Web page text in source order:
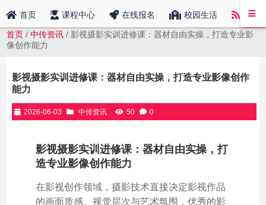
首页 课程中心 在线报名 校园生活 中传
首页 /中传资讯 / 影视摄影实训进修课：器材自由实操，打造专业影
像创作能力
影视摄影实训进修课：器材自由实操，打造专业影像创作
能力
2026-06-03 中传资讯 50 0
影视摄影实训进修课：器材自由实操，打
造专业影像创作能力
在影视创作领域，摄影技术直接决定影视作品
的画面质感、视觉层次与艺术氛围，优秀的影